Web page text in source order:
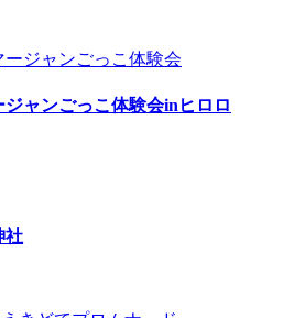
ャンごっこ体験会inヒロロ
社